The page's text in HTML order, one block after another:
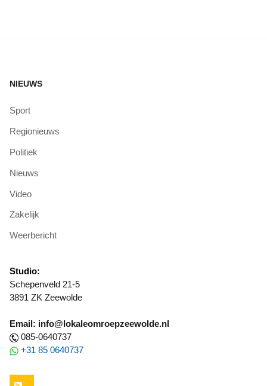
NIEUWS
Sport
Regionieuws
Politiek
Nieuws
Video
Zakelijk
Weerbericht
Studio:
Schepenveld 21-5
3891 ZK Zeewolde
Email: info@lokaleomroepzeewolde.nl
085-0640737
+31 85 0640737